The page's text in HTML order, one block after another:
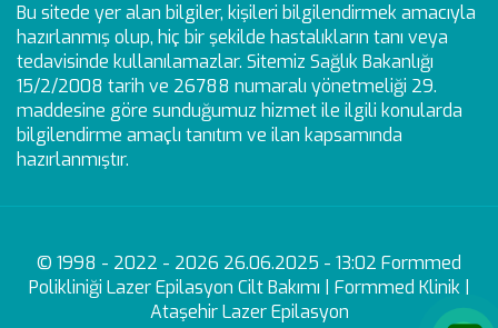
Bu sitede yer alan bilgiler, kişileri bilgilendirmek amacıyla
hazırlanmış olup, hiç bir şekilde hastalıkların tanı veya
tedavisinde kullanılamazlar. Sitemiz Sağlık Bakanlığı
15/2/2008 tarih ve 26788 numaralı yönetmeliği 29.
maddesine göre sunduğumuz hizmet ile ilgili konularda
bilgilendirme amaçlı tanıtım ve ilan kapsamında
hazırlanmıştır.
© 1998 - 2022 - 2026 26.06.2025 - 13:02 Formmed
Polikliniği Lazer Epilasyon Cilt Bakımı | Formmed Klinik |
Ataşehir Lazer Epilasyon